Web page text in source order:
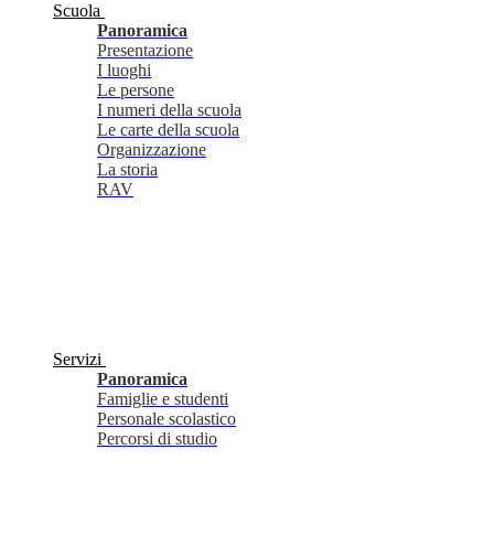
Scuola
Panoramica
Presentazione
I luoghi
Le persone
I numeri della scuola
Le carte della scuola
Organizzazione
La storia
RAV
Servizi
Panoramica
Famiglie e studenti
Personale scolastico
Percorsi di studio